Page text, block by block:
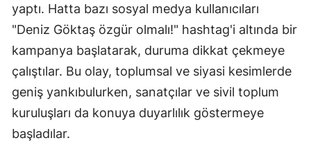
yaptı. Hatta bazı sosyal medya kullanıcıları
"Deniz Göktaş özgür olmalı!" hashtag'i altında bir
kampanya başlatarak, duruma dikkat çekmeye
çalıştılar. Bu olay, toplumsal ve siyasi kesimlerde
geniş yankıbulurken, sanatçılar ve sivil toplum
kuruluşları da konuya duyarlılık göstermeye
başladılar.